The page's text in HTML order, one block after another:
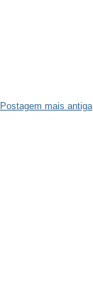
Postagem mais antiga